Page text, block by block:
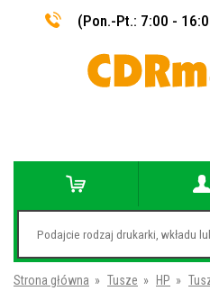
(Pon.-Pt.: 7:00 -
Strona główna » Tusze » HP »